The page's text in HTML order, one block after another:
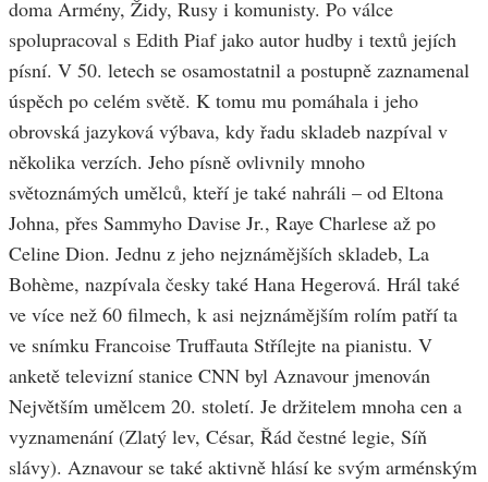
doma Armény, Židy, Rusy i komunisty. Po válce
spolupracoval s Edith Piaf jako autor hudby i textů jejích
písní. V 50. letech se osamostatnil a postupně zaznamenal
úspěch po celém světě. K tomu mu pomáhala i jeho
obrovská jazyková výbava, kdy řadu skladeb nazpíval v
několika verzích. Jeho písně ovlivnily mnoho
světoznámých umělců, kteří je také nahráli – od Eltona
Johna, přes Sammyho Davise Jr., Raye Charlese až po
Celine Dion. Jednu z jeho nejznámějších skladeb, La
Bohème, nazpívala česky také Hana Hegerová. Hrál také
ve více než 60 filmech, k asi nejznámějším rolím patří ta
ve snímku Francoise Truffauta Střílejte na pianistu. V
anketě televizní stanice CNN byl Aznavour jmenován
Největším umělcem 20. století. Je držitelem mnoha cen a
vyznamenání (Zlatý lev, César, Řád čestné legie, Síň
slávy). Aznavour se také aktivně hlásí ke svým arménským